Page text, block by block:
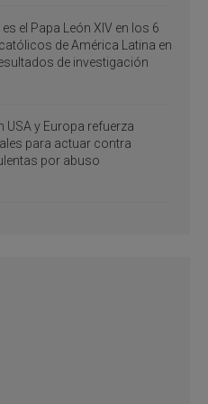
el Papa León XIV en los 6
de América Latina en
de investigación
USA y Europa refuerza
para actuar contra
por abuso